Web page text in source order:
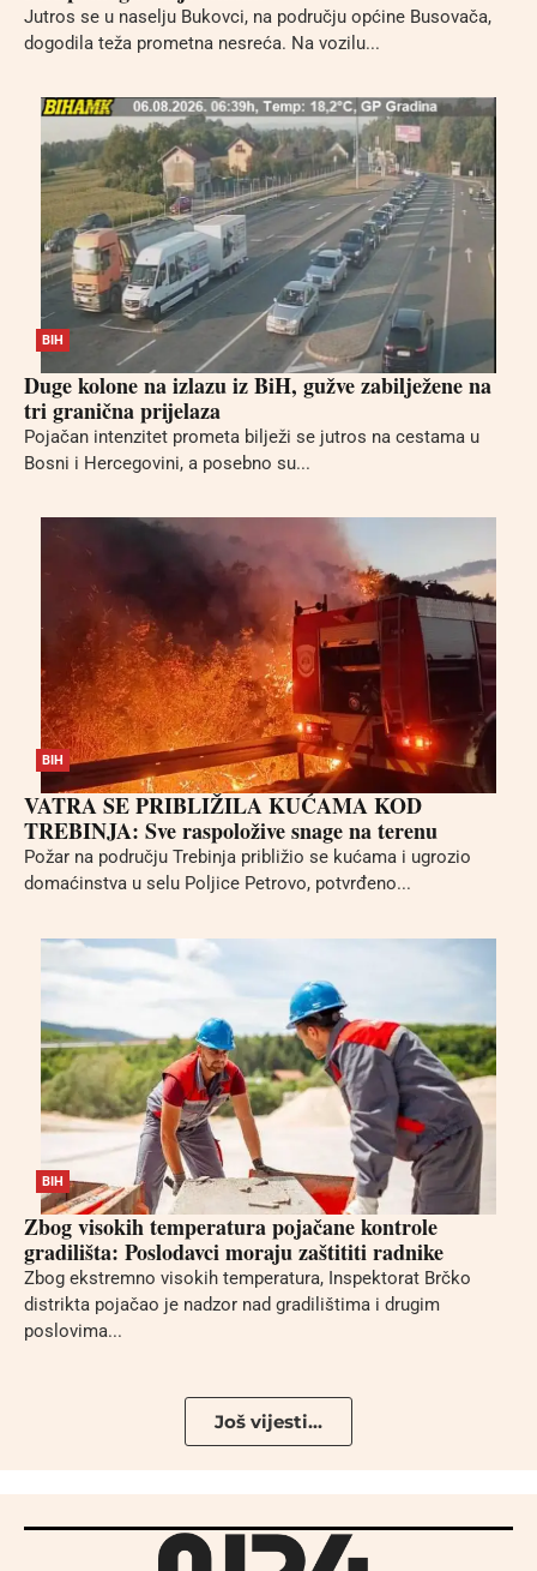
Jutros se u naselju Bukovci, na području općine Busovača,
dogodila teža prometna nesreća. Na vozilu...
BIH
Duge kolone na izlazu iz BiH, gužve zabilježene na
tri granična prijelaza
Pojačan intenzitet prometa bilježi se jutros na cestama u
Bosni i Hercegovini, a posebno su...
BIH
VATRA SE PRIBLIŽILA KUĆAMA KOD
TREBINJA: Sve raspoložive snage na terenu
Požar na području Trebinja približio se kućama i ugrozio
domaćinstva u selu Poljice Petrovo, potvrđeno...
BIH
Zbog visokih temperatura pojačane kontrole
gradilišta: Poslodavci moraju zaštititi radnike
Zbog ekstremno visokih temperatura, Inspektorat Brčko
distrikta pojačao je nadzor nad gradilištima i drugim
poslovima...
Još vijesti...